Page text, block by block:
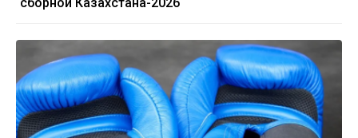
сборной Казахстана-2026